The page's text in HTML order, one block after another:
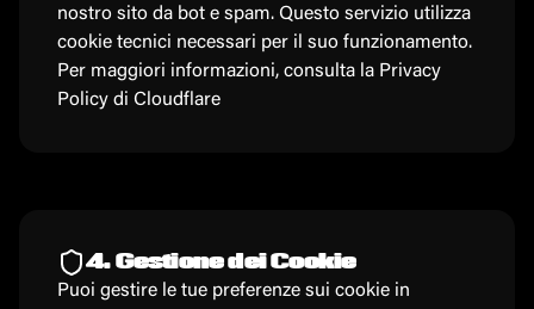
nostro sito da bot e spam. Questo servizio utilizza
cookie tecnici necessari per il suo funzionamento.
Per maggiori informazioni, consulta la Privacy
Policy di Cloudflare
4. Gestione dei Cookie
Puoi gestire le tue preferenze sui cookie in